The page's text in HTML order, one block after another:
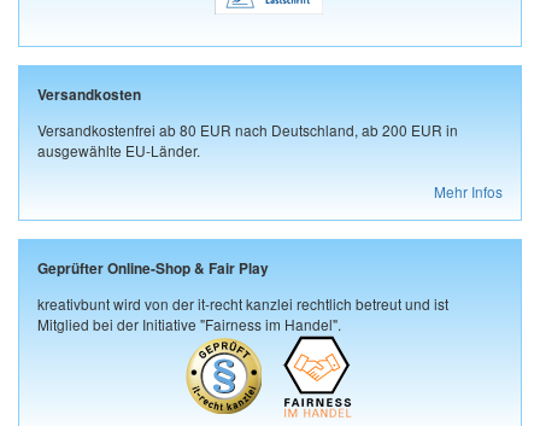
Versandkosten
Versandkostenfrei ab 80 EUR nach Deutschland, ab 200 EUR in
ausgewählte EU-Länder.
Mehr Infos
Geprüfter Online-Shop & Fair Play
kreativbunt wird von der it-recht kanzlei rechtlich betreut und ist
Mitglied bei der Initiative "Fairness im Handel".